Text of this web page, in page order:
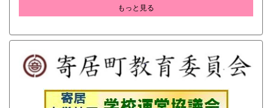
もっと見る